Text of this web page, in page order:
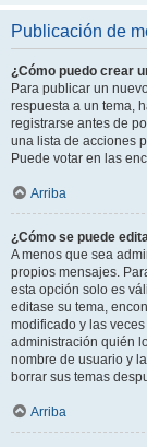
Publicación de
¿Cómo puedo crear
Para publicar un
respuesta a un tema,
registrarse antes de
una lista de acciones
Puede votar en las
Arriba
¿Cómo se puede
A menos que sea
propios mensajes.
esta opción solo es
editase su tema,
modificado y las
administración quién
nombre de usuario y
borrar sus temas
Arriba